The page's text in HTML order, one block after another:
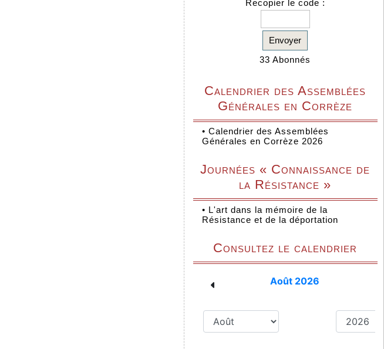
Recopier le code :
Envoyer
33 Abonnés
Calendrier des Assemblées
Générales en Corrèze
• Calendrier des Assemblées
Générales en Corrèze 2026
Journées « Connaissance de
la Résistance »
• L'art dans la mémoire de la
Résistance et de la déportation
Consultez le calendrier